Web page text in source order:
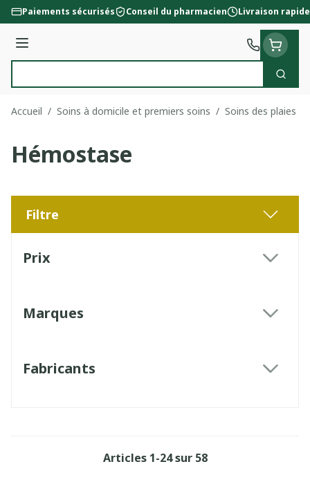
Aller au contenu
Paiements sécurisés Conseil du pharmacien Livraison rapide
Menu
Accueil / Soins à domicile et premiers soins / Soins des plaies
Hémostase
Filtre
Prix
Marques
Fabricants
Articles 1-24sur 58